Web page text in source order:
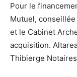
Pour le
Mutuel,
et le Cabinet
acquisition.
Thibierge